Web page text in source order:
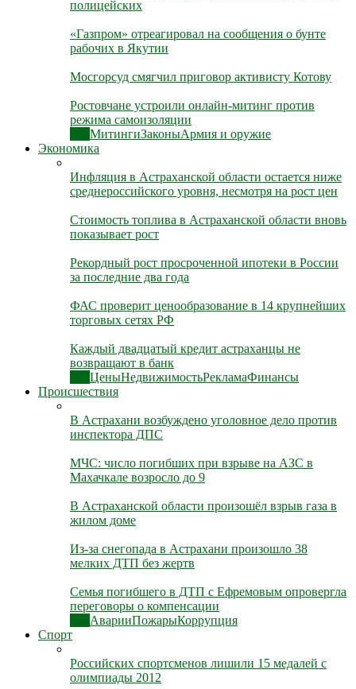
полицейских
«Газпром» отреагировал на сообщения о бунте
рабочих в Якутии
Мосгорсуд смягчил приговор активисту Котову
Ростовчане устроили онлайн-митинг против
режима самоизоляции
МитингиЗаконыАрмия и оружие
Экономика
Инфляция в Астраханской области остается ниже
среднероссийского уровня, несмотря на рост цен
Стоимость топлива в Астраханской области вновь
показывает рост
Рекордный рост просроченной ипотеки в России
за последние два года
ФАС проверит ценообразование в 14 крупнейших
торговых сетях РФ
Каждый двадцатый кредит астраханцы не
возвращают в банк
ЦеныНедвижимостьРекламаФинансы
Происшествия
В Астрахани возбуждено уголовное дело против
инспектора ДПС
МЧС: число погибших при взрыве на АЗС в
Махачкале возросло до 9
В Астраханской области произошёл взрыв газа в
жилом доме
Из-за снегопада в Астрахани произошло 38
мелких ДТП без жертв
Семья погибшего в ДТП с Ефремовым опровергла
переговоры о компенсации
АварииПожарыКоррупция
Спорт
Российских спортсменов лишили 15 медалей с
олимпиады 2012